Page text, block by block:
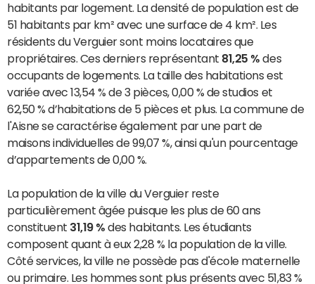
habitants par logement. La densité de population est de
51 habitants par km² avec une surface de 4 km². Les
résidents du Verguier sont moins locataires que
propriétaires. Ces derniers représentant 81,25 % des
occupants de logements. La taille des habitations est
variée avec 13,54 % de 3 pièces, 0,00 % de studios et
62,50 % d’habitations de 5 pièces et plus. La commune de
l'Aisne se caractérise également par une part de
maisons individuelles de 99,07 %, ainsi qu'un pourcentage
d’appartements de 0,00 %.
La population de la ville du Verguier reste
particulièrement âgée puisque les plus de 60 ans
constituent 31,19 % des habitants. Les étudiants
composent quant à eux 2,28 % la population de la ville.
Côté services, la ville ne possède pas d'école maternelle
ou primaire. Les hommes sont plus présents avec 51,83 %